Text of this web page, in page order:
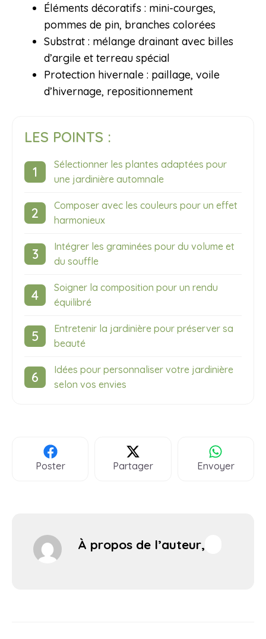
Éléments décoratifs : mini-courges,
pommes de pin, branches colorées
Substrat : mélange drainant avec billes
d’argile et terreau spécial
Protection hivernale : paillage, voile
d’hivernage, repositionnement
LES POINTS :
Sélectionner les plantes adaptées pour
une jardinière automnale
Composer avec les couleurs pour un effet
harmonieux
Intégrer les graminées pour du volume et
du souffle
Soigner la composition pour un rendu
équilibré
Entretenir la jardinière pour préserver sa
beauté
Idées pour personnaliser votre jardinière
selon vos envies
Poster Partager Envoyer
À propos de l’auteur,